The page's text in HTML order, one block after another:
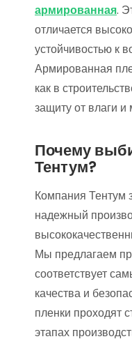
армированная.
отличается
устойчивостью к
Армированная
как в
защиту от влаги
Почему
Тентум?
Компания Тентум
надежный
Мы предлагаем
соответствует
качества и
пленки проходят
этапах